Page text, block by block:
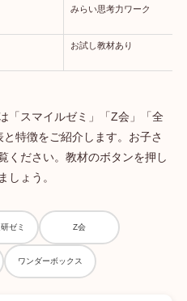
みらい思考力ワーク
お試し教材あり
「スマイルゼミ」「Z会」「全
特徴をご紹介します。お子さ
ください。教材のボタンを押し
しょう。
ゼミ Z会
ワンダーボックス